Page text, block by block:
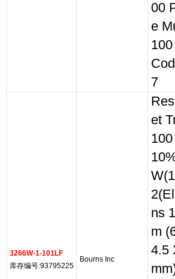
00
e
7
3266W-1-101LF
库存编号:93795225
Bourns Inc
et
ns
m
4.5